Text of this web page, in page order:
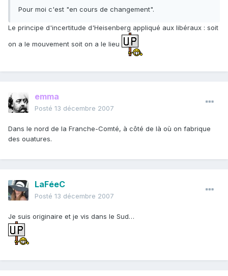
Pour moi c'est "en cours de changement".
Le principe d'incertitude d'Heisenberg appliqué aux libéraux : soit
on a le mouvement soit on a le lieu
emma
Posté 13 décembre 2007
Dans le nord de la Franche-Comté, à côté de là où on fabrique
des ouatures.
LaFéeC
Posté 13 décembre 2007
Je suis originaire et je vis dans le Sud…